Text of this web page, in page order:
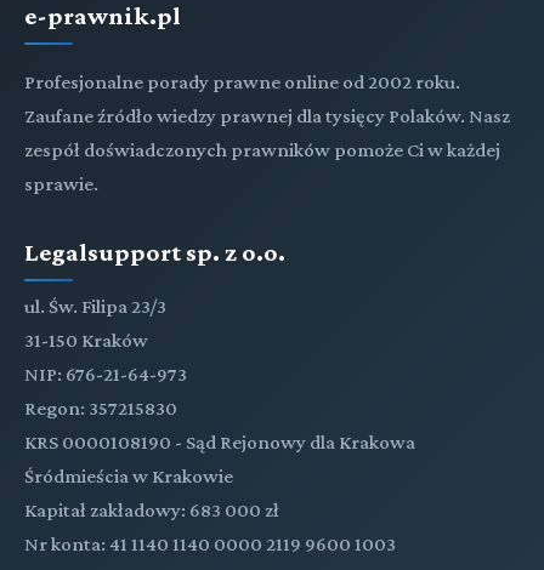
e-prawnik.pl
Profesjonalne porady prawne online od 2002 roku.
Zaufane źródło wiedzy prawnej dla tysięcy Polaków. Nasz
zespół doświadczonych prawników pomoże Ci w każdej
sprawie.
Legalsupport sp. z o.o.
ul. Św. Filipa 23/3
31-150 Kraków
NIP: 676-21-64-973
Regon: 357215830
KRS 0000108190 - Sąd Rejonowy dla Krakowa
Śródmieścia w Krakowie
Kapitał zakładowy: 683 000 zł
Nr konta: 41 1140 1140 0000 2119 9600 1003